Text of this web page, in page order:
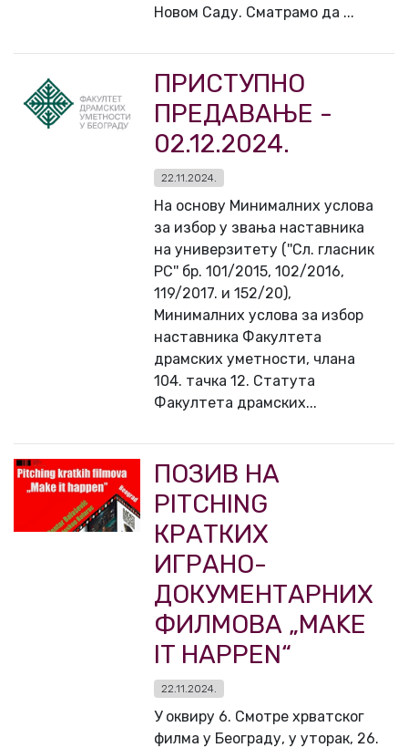
Новом Саду. Сматрамо да ...
ПРИСТУПНО
ПРЕДАВАЊЕ -
02.12.2024.
22.11.2024.
На основу Минималних услова
за избор у звања наставника
на универзитету (''Сл. гласник
РС'' бр. 101/2015, 102/2016,
119/2017. и 152/20),
Минималних услова за избор
наставника Факултета
драмских уметности, члана
104. тачка 12. Статута
Факултета драмских...
ПОЗИВ НА
PITCHING
КРАТКИХ
ИГРАНO-
ДОКУМЕНТАРНИХ
ФИЛМОВА „MAKE
IT HAPPEN“
22.11.2024.
У оквиру 6. Смотре хрватског
филма у Београду, у уторак, 26.